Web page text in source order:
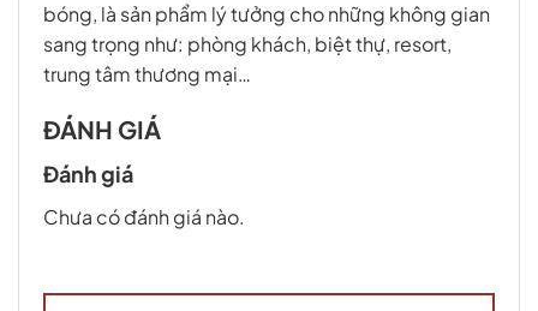
bóng, là sản phẩm lý tưởng cho những không gian
sang trọng như: phòng khách, biệt thự, resort,
trung tâm thương mại…
ĐÁNH GIÁ
Đánh giá
Chưa có đánh giá nào.